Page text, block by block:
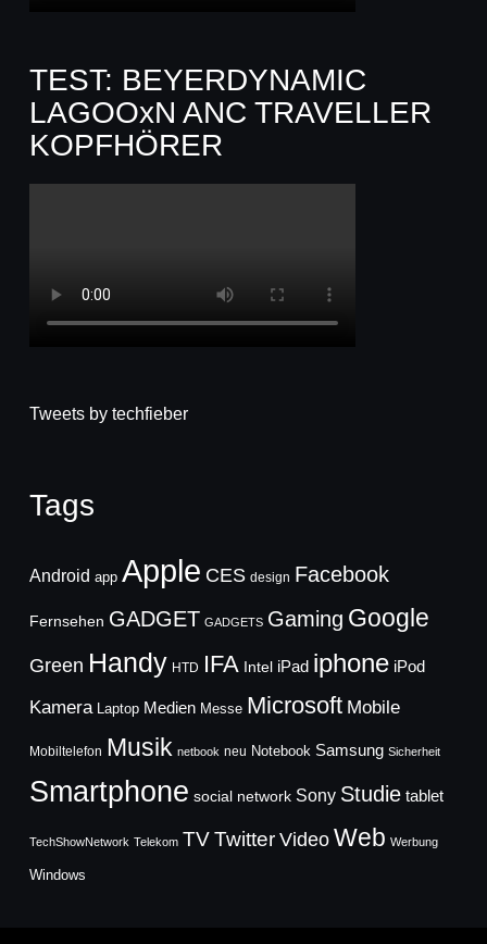
TEST: BEYERDYNAMIC
LAGOOxN ANC TRAVELLER
KOPFHÖRER
Tweets by techfieber
Tags
Android app Apple CES design Facebook
Fernsehen GADGET GADGETS Gaming Google
Green Handy HTD IFA Intel iPad iphone iPod
Kamera Laptop Medien Messe Microsoft Mobile
Mobiltelefon Musik netbook neu Notebook Samsung Sicherheit
Smartphone social network Sony Studie tablet
TechShowNetwork Telekom TVTwitter Video Web Werbung
Windows